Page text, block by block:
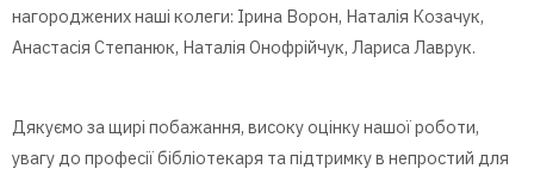
нагороджених наші колеги: Ірина Ворон, Наталія Козачук,
Анастасія Степанюк, Наталія Онофрійчук, Лариса Лаврук.
Дякуємо за щирі побажання, високу оцінку нашої роботи,
увагу до професії бібліотекаря та підтримку в непростий для